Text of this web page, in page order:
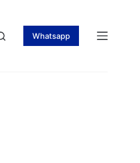
Whatsapp